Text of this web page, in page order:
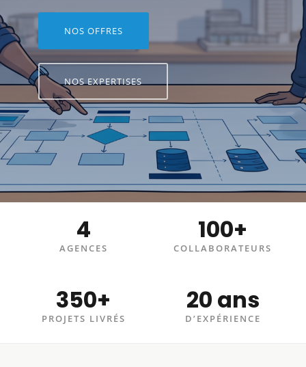
NOS OFFRES
NOS EXPERTISES
4
AGENCES
100+
COLLABORATEURS
350+
PROJETS LIVRÉS
20 ans
D’EXPÉRIENCE